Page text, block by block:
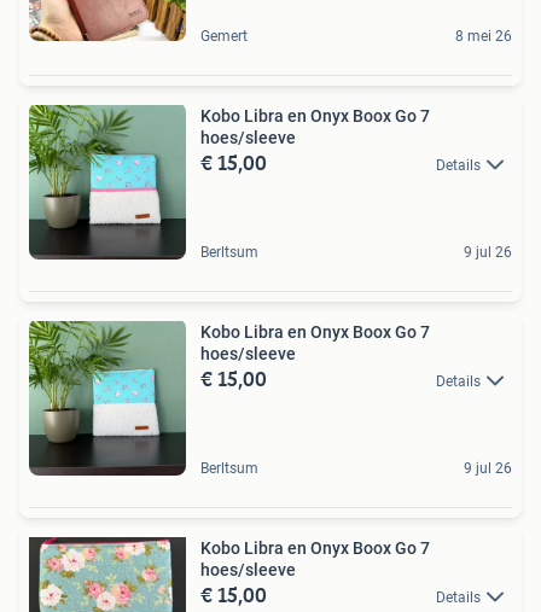
Gemert 8 mei 26
Kobo Libra en Onyx Boox Go 7
hoes/sleeve
€ 15,00 Details
Berltsum 9 jul 26
Kobo Libra en Onyx Boox Go 7
hoes/sleeve
€ 15,00 Details
Berltsum 9 jul 26
Kobo Libra en Onyx Boox Go 7
hoes/sleeve
€ 15,00 Details